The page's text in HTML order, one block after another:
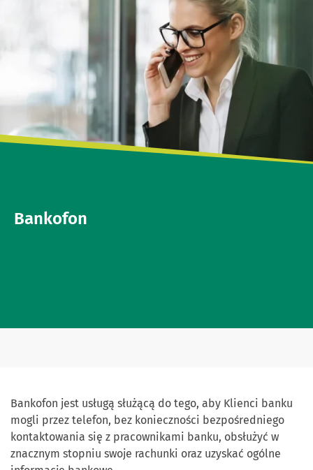
Bankofon
Bankofon jest usługą służącą do tego, aby Klienci banku
mogli przez telefon, bez konieczności bezpośredniego
kontaktowania się z pracownikami banku, obsłużyć w
znacznym stopniu swoje rachunki oraz uzyskać ogólne